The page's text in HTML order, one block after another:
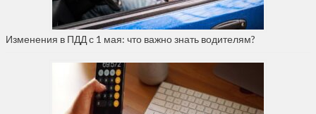
Изменения в ПДД с 1 мая: что важно знать водителям?